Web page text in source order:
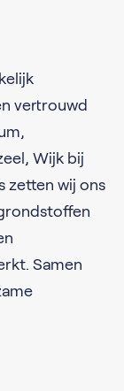
vertrouwd
Wijk bij
zetten wij ons
Samen